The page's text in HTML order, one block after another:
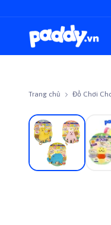
Trang chủ Đồ Chơi
Giảm giá